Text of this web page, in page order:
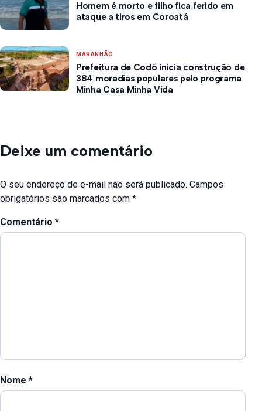
Homem é morto e filho fica ferido em
ataque a tiros em Coroatá
MARANHÃO
Prefeitura de Codó inicia construção de
384 moradias populares pelo programa
Minha Casa Minha Vida
Deixe um comentário
O seu endereço de e-mail não será publicado. Campos
obrigatórios são marcados com *
Comentário *
Nome *